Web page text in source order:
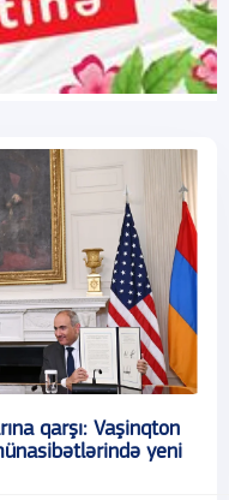
qarşı: Vaşinqton
yeni